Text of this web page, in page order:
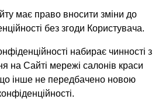
має право вносити зміни до
без згоди Користувача.
набирає чинності з
на Сайті мережі салонів краси
інше не передбачено новою